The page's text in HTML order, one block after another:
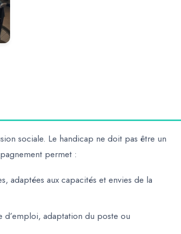
sociale. Le handicap ne doit pas être un
permet :
adaptées aux capacités et envies de la
d’emploi, adaptation du poste ou